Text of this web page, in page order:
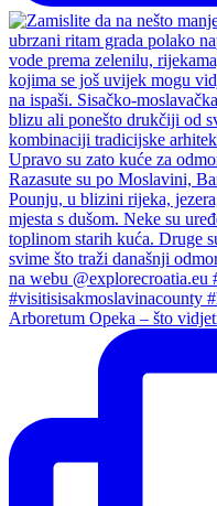
Arboretum Opeka – što